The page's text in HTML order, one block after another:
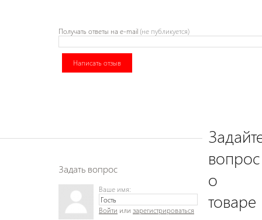
Получать ответы на e-mail (не публикуется)
Написать отзыв
вопрос
о
товаре
Задать вопрос
Ваше имя:
Войти или зарегистрироваться